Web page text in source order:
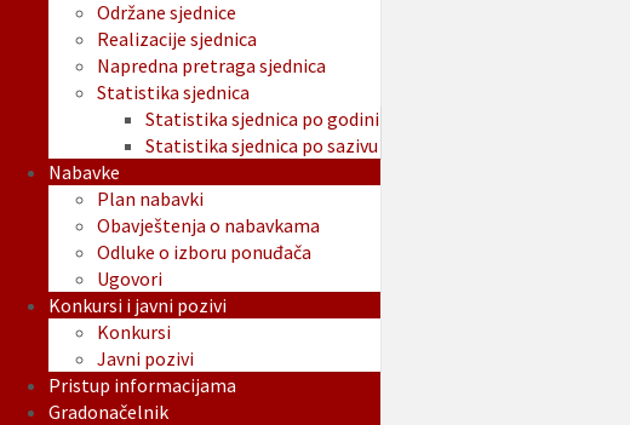
Održane sjednice
Realizacije sjednica
Napredna pretraga sjednica
Statistika sjednica
Statistika sjednica po godini
Statistika sjednica po sazivu
Nabavke
Plan nabavki
Obavještenja o nabavkama
Odluke o izboru ponuđača
Ugovori
Konkursi i javni pozivi
Konkursi
Javni pozivi
Pristup informacijama
Gradonačelnik